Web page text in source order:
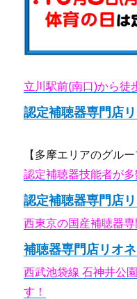
立川駅前(南口)から徒
認定補聴器専門店
【多摩エリアのグルー
認定補聴器技能者が
認定補聴器専門店
西東京の国産補聴器専
補聴器専門店リオ
西武池袋線 石神井公
す！